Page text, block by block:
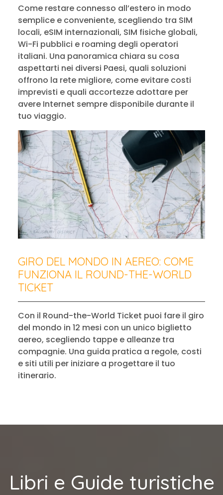
Come restare connesso all’estero in modo
semplice e conveniente, scegliendo tra SIM
locali, eSIM internazionali, SIM fisiche globali,
Wi-Fi pubblici e roaming degli operatori
italiani. Una panoramica chiara su cosa
aspettarti nei diversi Paesi, quali soluzioni
offrono la rete migliore, come evitare costi
imprevisti e quali accortezze adottare per
avere Internet sempre disponibile durante il
tuo viaggio.
GIRO DEL MONDO IN AEREO: COME
FUNZIONA IL ROUND-THE-WORLD
TICKET
Con il Round-the-World Ticket puoi fare il giro
del mondo in 12 mesi con un unico biglietto
aereo, scegliendo tappe e alleanze tra
compagnie. Una guida pratica a regole, costi
e siti utili per iniziare a progettare il tuo
itinerario.
Libri e Guide turistiche